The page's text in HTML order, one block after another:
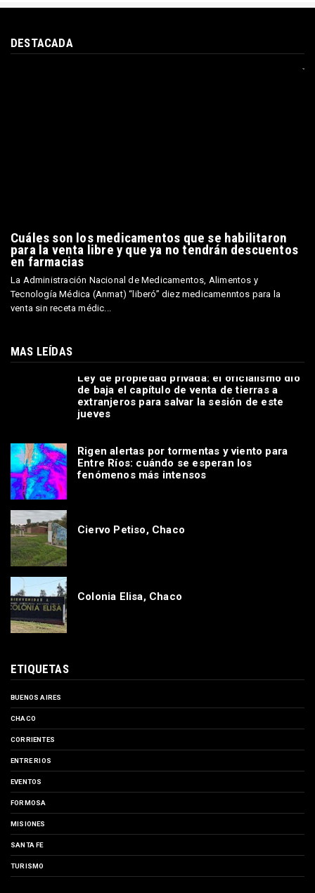
DESTACADA
Cuáles son los medicamentos que se habilitaron
para la venta libre y que ya no tendrán descuentos
en farmacias
La Administración Nacional de Medicamentos, Alimentos y
Tecnología Médica (Anmat) “liberó” diez medicamenntos para la
venta sin receta médic...
MAS LEÍDAS